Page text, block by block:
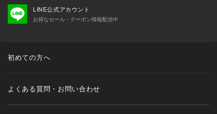
LINE公式アカウント
お得なセール・クーポン情報配信中
初めての方へ
よくある質問・お問い合わせ